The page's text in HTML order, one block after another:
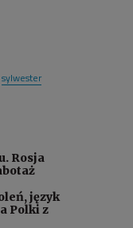
sylwester
Rosja
język
Polki z